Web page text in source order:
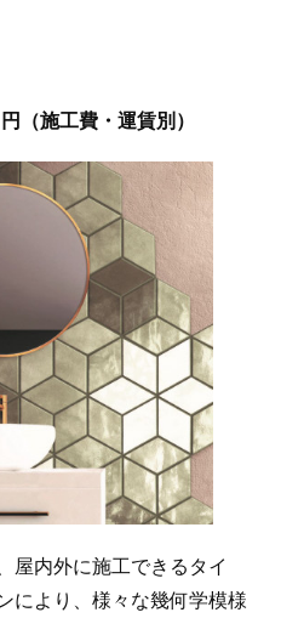
（施工費・運賃別）
屋内外に施工できるタイ
により、様々な幾何学模様